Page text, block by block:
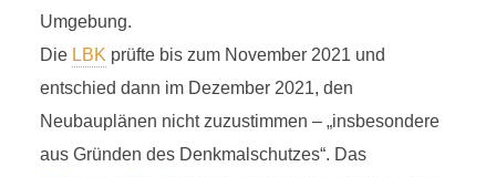
Umgebung.
Die LBK prüfte bis zum November 2021 und
entschied dann im Dezember 2021, den
Neubauplänen nicht zuzustimmen – „insbesondere
aus Gründen des Denkmalschutzes“. Das